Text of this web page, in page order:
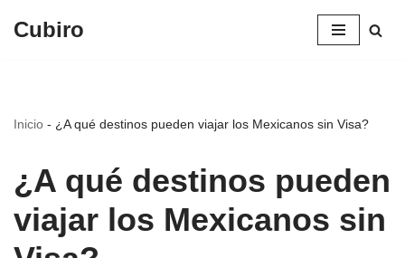
Cubiro
Inicio - ¿A qué destinos pueden viajar los Mexicanos sin Visa?
¿A qué destinos pueden
viajar los Mexicanos sin